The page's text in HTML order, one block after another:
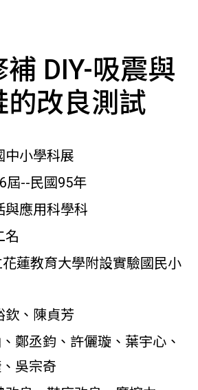
DIY-吸震與
的改良測試
中小學科展
屆--民國95年
與應用科學科
名
花蓮教育大學附設實驗國民小
欽、陳貞芳
鄭丞鈞、許儷璇、葉宇心、
吳宗奇